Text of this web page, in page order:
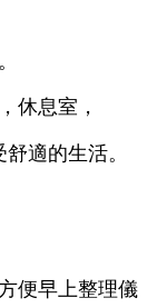
休息室，
適的生活。
便早上整理儀